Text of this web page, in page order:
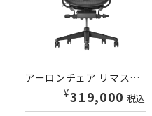
アーロンチェア リマスタード グラファイトベース 個人宅配送費込B AER1B23-DWALP | 168502
¥319,000 税込